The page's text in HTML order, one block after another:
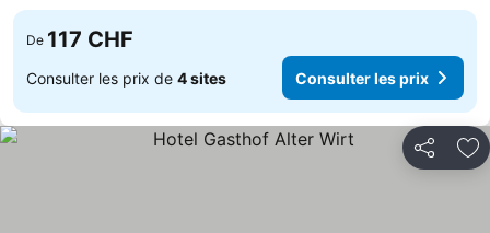
De 117 CHF
Consulter les prix de 4 sites Consulter les prix
Partager